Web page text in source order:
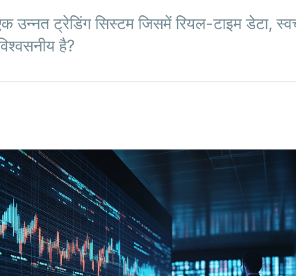
ट्रेडिंग सिस्टम जिसमें रियल-टाइम डेटा,
है?